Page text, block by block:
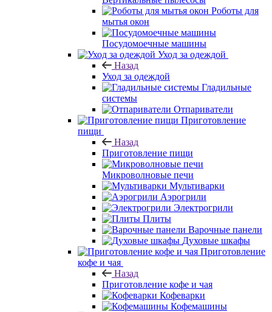
Роботы для
мытья окон
Посудомоечные машины
Уход за одеждой
Назад
Уход за одеждой
Гладильные
системы
Отпариватели
Приготовление
пищи
Назад
Приготовление пищи
Микроволновые печи
Мультиварки
Аэрогрили
Электрогрили
Плиты
Варочные панели
Духовые шкафы
Приготовление
кофе и чая
Назад
Приготовление кофе и чая
Кофеварки
Кофемашины